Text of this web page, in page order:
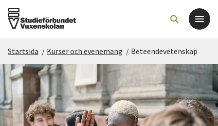
Det här gör vi
För dig som
Sök kurser och evenemang
Startsida / Kurser och evenemang / Beteendevetenskap